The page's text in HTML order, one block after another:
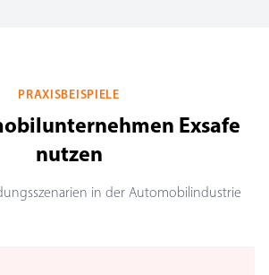
PRAXISBEISPIELE
Exsafe
nutzen
in der Automobilindustrie